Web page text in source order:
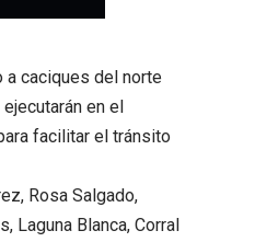
a caciques del norte
en el
facilitar el tránsito
Rosa Salgado,
Laguna Blanca, Corral